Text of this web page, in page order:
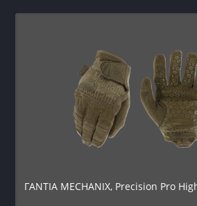
ΓΑΝΤΙΑ MECHANIX, Precision Pro